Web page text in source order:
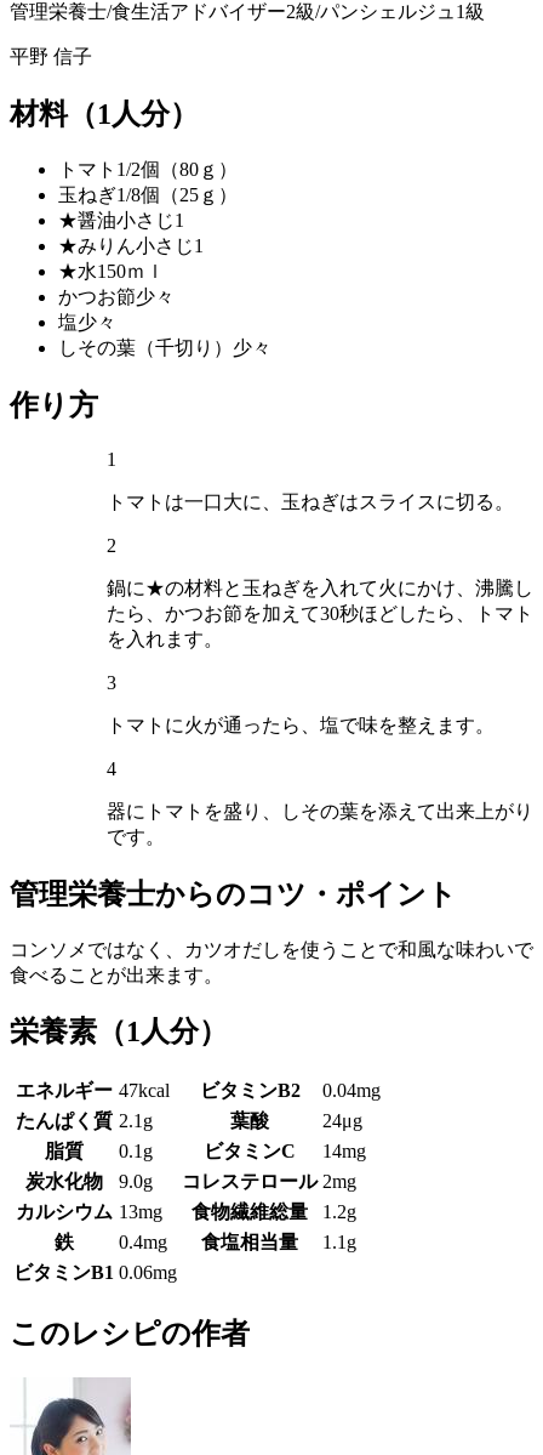
管理栄養士/食生活アドバイザー2級/パンシェルジュ1級
平野 信子
材料（1人分）
トマト 1/2個（80ｇ）
玉ねぎ1/8個（25ｇ）
★醤油小さじ1
★みりん小さじ1
★水150ｍｌ
かつお節少々
塩少々
しその葉（千切り） 少々
作り方
1
トマトは一口大に、玉ねぎはスライスに切る。
2
鍋に★の材料と玉ねぎを入れて火にかけ、沸騰し
たら、かつお節を加えて30秒ほどしたら、トマト
を入れます。
3
トマトに火が通ったら、塩で味を整えます。
4
器にトマトを盛り、しその葉を添えて出来上がり
です。
管理栄養士からのコツ・ポイント
コンソメではなく、カツオだしを使うことで和風な味わいで
食べることが出来ます。
栄養素 （1人分）
エネルギー 47kcal ビタミンB2
0.04mg
たんぱく質 2.1g 葉酸
24μg
脂質
0.1g ビタミンC
14mg
炭水化物
9.0g コレステロール 2mg
カルシウム 13mg 食物繊維総量
1.2g
鉄
0.4mg 食塩相当量
1.1g
ビタミンB1 0.06mg
このレシピの作者